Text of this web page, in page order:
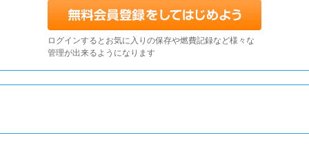
ログインするとお気に入りの保存や燃費記録など様々な
管理が出来るようになります